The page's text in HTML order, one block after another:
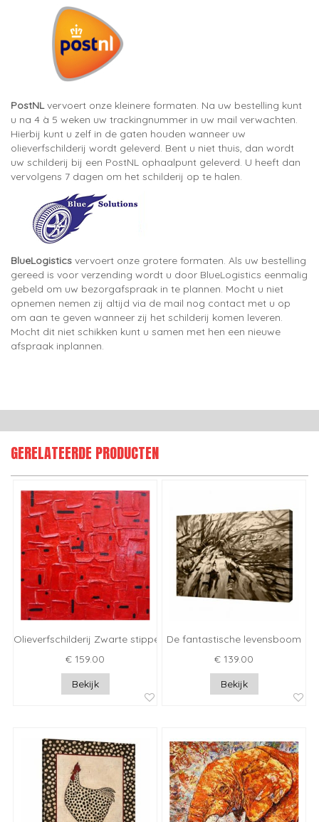
PostNLvervoert onze kleinere formaten. Na uw bestelling kunt
u na 4 à 5 weken uw trackingnummer in uw mail verwachten.
Hierbij kunt u zelf in de gaten houden wanneer uw
olieverfschilderij wordt geleverd. Bent u niet thuis, dan wordt
uw schilderij bij een PostNL ophaalpunt geleverd. U heeft dan
vervolgens 7 dagen om het schilderij op te halen.
BlueLogistics vervoert onze grotere formaten. Als uw bestelling
gereed is voor verzending wordt u door BlueLogistics eenmalig
gebeld om uw bezorgafspraak in te plannen. Mocht u niet
opnemen nemen zij altijd via de mail nog contact met u op
om aan te geven wanneer zij het schilderij komen leveren.
Mocht dit niet schikken kunt u samen met hen een nieuwe
afspraak inplannen.
GERELATEERDE PRODUCTEN
Olieverfschilderij Zwarte stippen II
€ 159.00
Bekijk
De fantastische levensboom
€ 139.00
Bekijk